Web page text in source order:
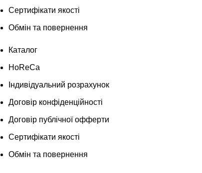
Сертифікати якості
Обмін та повернення
Каталог
HoReCa
Індивідуальний розрахунок
Договір конфіденційності
Договір публічної офферти
Сертифікати якості
Обмін та повернення